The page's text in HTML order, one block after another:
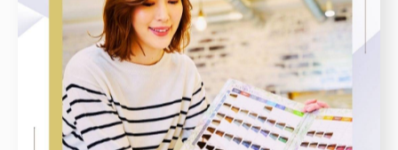
店舗運営や接客を任せられる人材を歓迎
カウンセリングからヘアケア、予約管理まで店舗業務を
幅広く担えるスタッフを必要としているため、
中野区で美容師の求人を探している方はぜひ一緒に働き
ませんか。